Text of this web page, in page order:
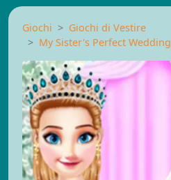
Giochi
Giochi di Vestire
My Sister's Perfect Wedding